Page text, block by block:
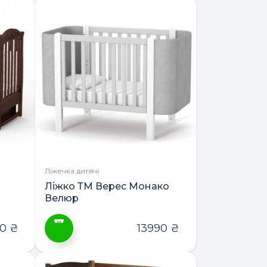
кілька
Параметри
можна
вибрати
на
сторінці
товару
₴
Ліжечка дитячі
Ліжко ТМ Верес Монако
Велюр
товар
13990 ₴